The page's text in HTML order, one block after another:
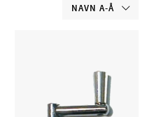
NAVN A-Å